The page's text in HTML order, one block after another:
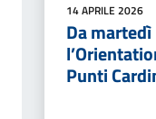
14 APRILE 2026
Da
Punti